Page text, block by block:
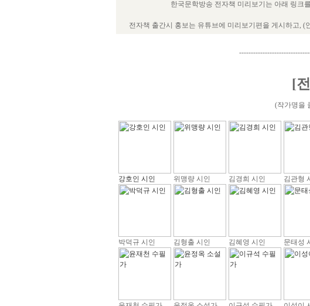
한국문학방송 전자책 미리보기는 아래 링크
전자책 출간시 홍보는 유튜브에 미리보기편을 게시하고,
[
(작가명을
강호인 시인 위맹량 시인 김경희 시인 김관형
박덕규 시인 김형출 시인 김혜영 시인 문태성